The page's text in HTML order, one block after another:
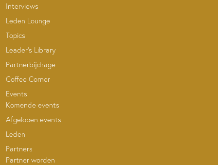
Interviews
Leden Lounge
Topics
Leader’s Library
Partnerbijdrage
Coffee Corner
Events
Komende events
Afgelopen events
Leden
Partners
Partner worden